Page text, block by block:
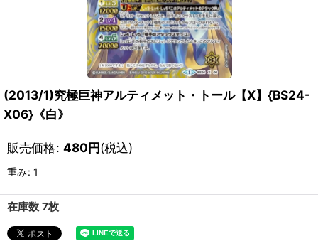
(2013/1)究極巨神アルティメット・トール【X】{BS24-
X06}《白》
販売価格: 480円(税込)
重み: 1
在庫数 7枚